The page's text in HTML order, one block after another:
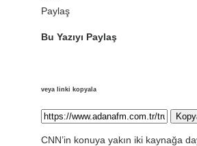
Paylaş
Bu Yazıyı Paylaş
veya linki kopyala
CNN’in konuya yakın iki kaynağa